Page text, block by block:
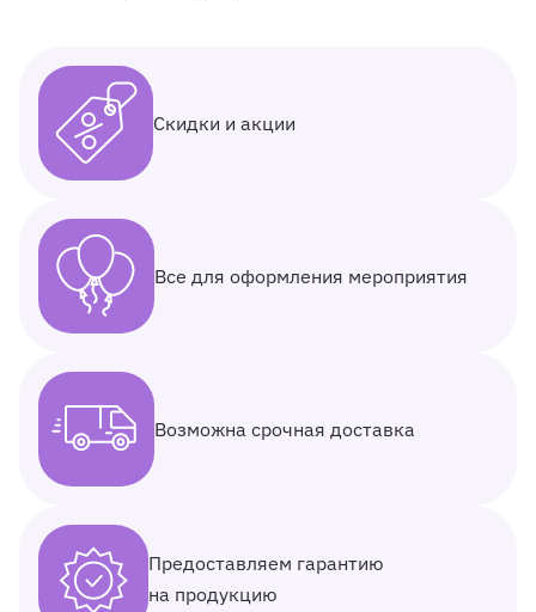
Скидки и акции
Все для оформления мероприятия
Возможна срочная доставка
Предоставляем гарантию
на продукцию